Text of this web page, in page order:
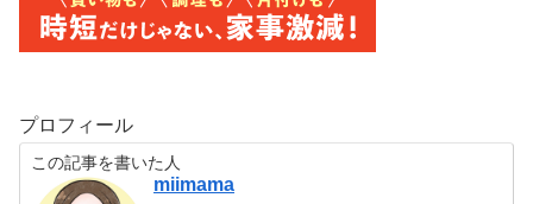
プロフィール
この記事を書いた人
miimama